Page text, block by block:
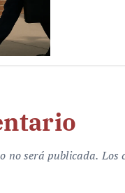
no será publicada. Los